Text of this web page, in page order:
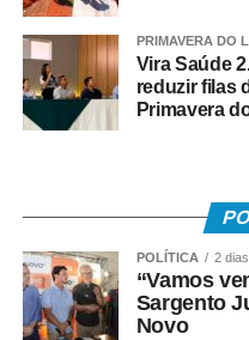
PRIMAVERA DO
Vira Saúde
reduzir filas
Primavera
POLÍTICA 2
“Vamos
Sargento
Novo